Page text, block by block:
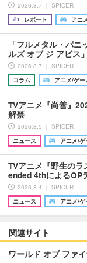
2026.8.7 ｜ SPICER
レポート
アニ
「フルメタル・パ
ルズ オブ ジ アビス
2026.8.7 ｜ SPICER
コラム
アニメ/ゲー
TVアニメ『尚善』
解禁
2026.8.5 ｜ SPICER
ニュース
アニメ/ゲ
TVアニメ『野生の
ended 4thによる
2026.8.4 ｜ SPICER
ニュース
アニメ/ゲ
関連サイト
ワールド オブ ファ